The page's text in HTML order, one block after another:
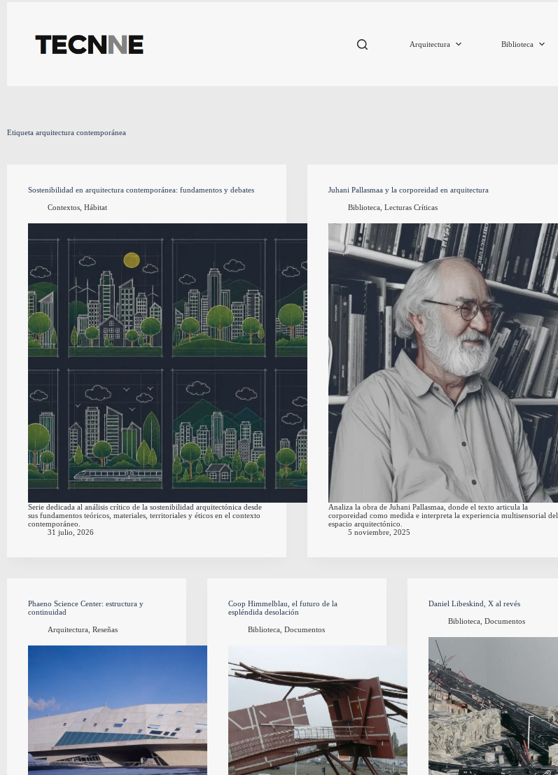
Arquitectura Biblioteca
Etiqueta arquitectura contemporánea
Sostenibilidad en arquitectura contemporánea: fundamentos y debates
Contextos, Hábitat
Serie dedicada al análisis crítico de la sostenibilidad arquitectónica desde
sus fundamentos teóricos, materiales, territoriales y éticos en el contexto
contemporáneo.
31 julio, 2026
Juhani Pallasmaa y la corporeidad en arquitectura
Biblioteca, Lecturas Críticas
Analiza la obra de Juhani Pallasmaa, donde el texto articula la
corporeidad como medida e interpreta la experiencia multisensorial del
espacio arquitectónico.
5 noviembre, 2025
Phaeno Science Center: estructura y
continuidad
Arquitectura, Reseñas
Coop Himmelblau, el futuro de la
espléndida desolación
Biblioteca, Documentos
Daniel Libeskind, X al revés
Biblioteca, Documentos